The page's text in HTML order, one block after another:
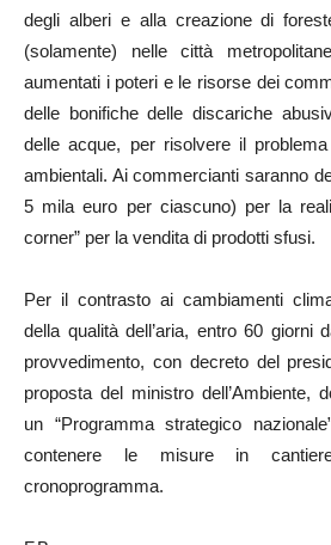
degli alberi e alla creazione di
(solamente) nelle città
aumentati i poteri e le risorse dei
delle bonifiche delle discariche
delle acque, per risolvere il
ambientali. Ai commercianti saranno
5 mila euro per ciascuno) per la
corner” per la vendita di prodotti sfusi.
Per il contrasto ai cambiamenti
della qualità dell’aria, entro 60 giorni
provvedimento, con decreto del
proposta del ministro dell’Ambiente,
un “Programma strategico
contenere le misure in
cronoprogramma.